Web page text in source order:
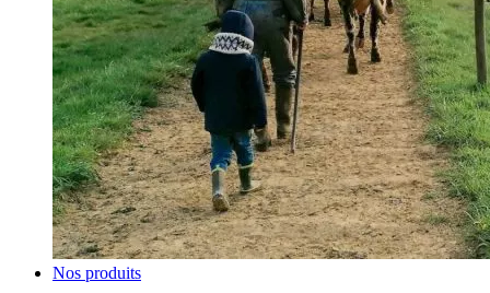
Nos produits